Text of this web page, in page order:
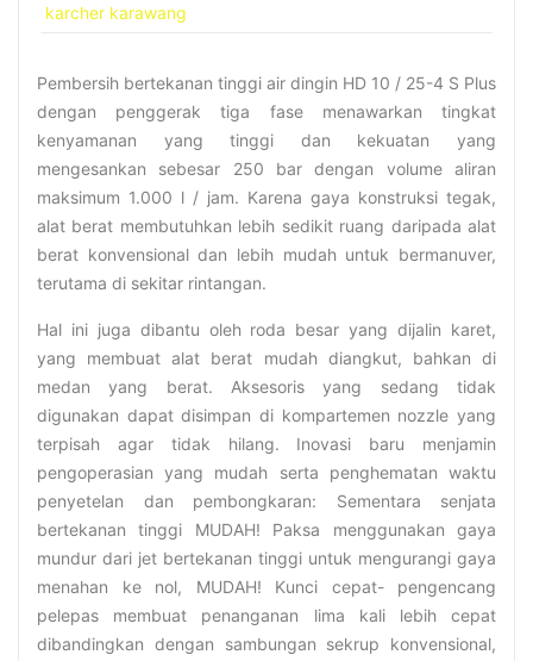
karcher karawang
Pembersih bertekanan tinggi air dingin HD 10 / 25-4 S Plus
dengan penggerak tiga fase menawarkan tingkat
kenyamanan yang tinggi dan kekuatan yang
mengesankan sebesar 250 bar dengan volume aliran
maksimum 1.000 l / jam. Karena gaya konstruksi tegak,
alat berat membutuhkan lebih sedikit ruang daripada alat
berat konvensional dan lebih mudah untuk bermanuver,
terutama di sekitar rintangan.
Hal ini juga dibantu oleh roda besar yang dijalin karet,
yang membuat alat berat mudah diangkut, bahkan di
medan yang berat. Aksesoris yang sedang tidak
digunakan dapat disimpan di kompartemen nozzle yang
terpisah agar tidak hilang. Inovasi baru menjamin
pengoperasian yang mudah serta penghematan waktu
penyetelan dan pembongkaran: Sementara senjata
bertekanan tinggi MUDAH! Paksa menggunakan gaya
mundur dari jet bertekanan tinggi untuk mengurangi gaya
menahan ke nol, MUDAH! Kunci cepat- pengencang
pelepas membuat penanganan lima kali lebih cepat
dibandingkan dengan sambungan sekrup konvensional,